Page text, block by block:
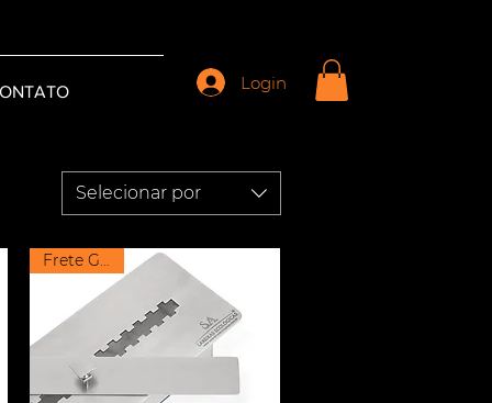
Login
Selecionar por
Frete Grátis